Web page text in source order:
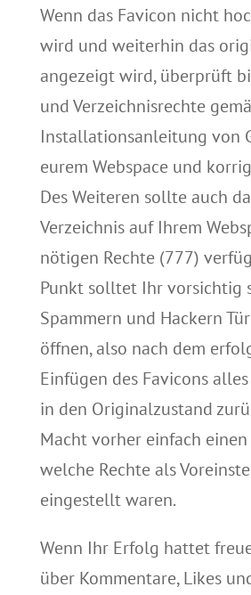
Wenn das Favicon nicht
wird und weiterhin das
angezeigt wird, überprüft
und Verzeichnisrechte
Installationsanleitung von
eurem Webspace und
Des Weiteren sollte auch
Verzeichnis auf Ihrem
nötigen Rechte (777)
Punkt solltet Ihr vorsichtig
Spammern und Hackern
öffnen, also nach dem
Einfügen des Faviconsalles
in den Originalzustand
Macht vorher einfach einen
welche Rechte als
eingestellt waren.
Wenn Ihr Erfolg hattet
über Kommentare, Likes